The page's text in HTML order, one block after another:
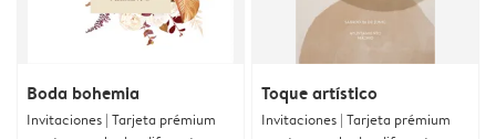
Boda bohemia
Invitaciones | Tarjeta prémium
Toque artístico
Invitaciones | Tarjeta prémium